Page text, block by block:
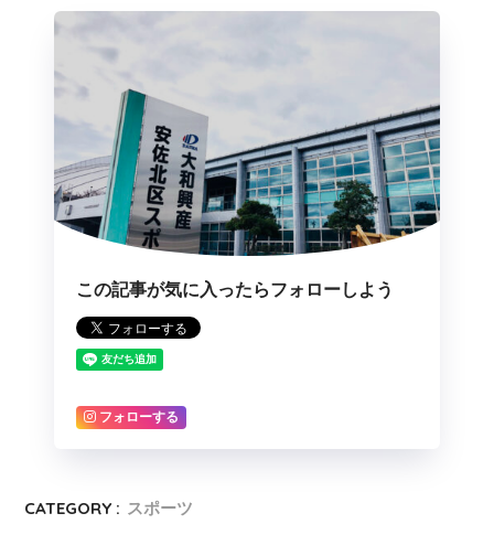
この記事が気に入ったらフォローしよう
フォローする
CATEGORY : スポーツ